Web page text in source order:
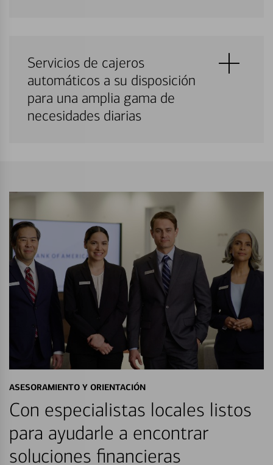
Servicios de cajeros
automáticos a su disposición
para una amplia gama de
necesidades diarias
ASESORAMIENTO Y ORIENTACIÓN
Con especialistas locales listos
para ayudarle a encontrar
soluciones financieras